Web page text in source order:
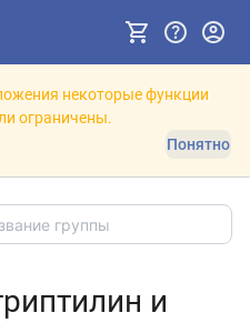
некоторые функции
ограничены.
Понятно
и